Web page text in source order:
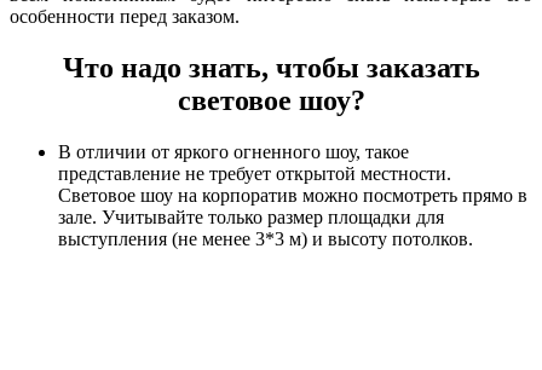
особенности перед заказом.
Что надо знать, чтобы заказать
световое шоу?
В отличии от яркого огненного шоу, такое
представление не требует открытой местности.
Световое шоу на корпоратив можно посмотреть прямо в
зале. Учитывайте только размер площадки для
выступления (не менее 3*3 м) и высоту потолков.